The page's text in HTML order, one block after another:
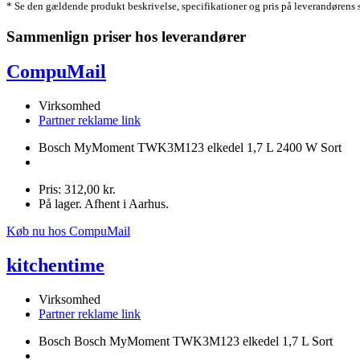
* Se den gældende produkt beskrivelse, specifikationer og pris på leverandørens
Sammenlign priser hos leverandører
CompuMail
Virksomhed
Partner reklame link
Bosch MyMoment TWK3M123 elkedel 1,7 L 2400 W Sort
Pris: 312,00 kr.
På lager. Afhent i Aarhus.
Køb nu hos CompuMail
kitchentime
Virksomhed
Partner reklame link
Bosch Bosch MyMoment TWK3M123 elkedel 1,7 L Sort